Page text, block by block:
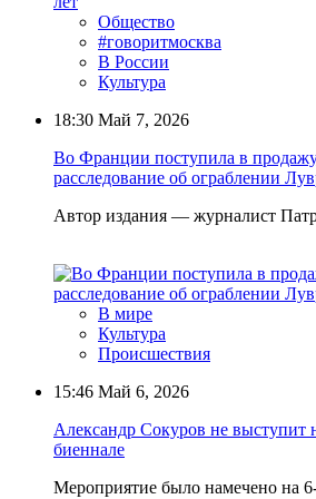
Общество
#говоритмосква
В России
Культура
18:30 Май 7, 2026
Во Франции поступила в
расследование об ограблении
Автор издания — журналист
В мире
Культура
Происшествия
15:46 Май 6, 2026
Александр Сокуров не выступит
биеннале
Мероприятие было намечено на